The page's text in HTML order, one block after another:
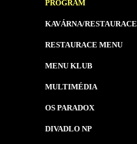
PROGRAM
KAVÁRNA/RESTAURACE
RESTAURACE MENU
MENU KLUB
MULTIMÉDIA
OS PARADOX
DIVADLO NP